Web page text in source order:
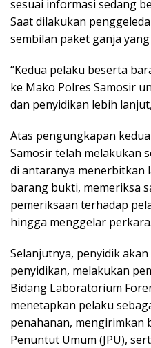
sesuai informasi sedang
Saat dilakukan
sembilan paket ganja
“Kedua pelaku beserta
ke Mako Polres Samosir
dan penyidikan lebih
Atas pengungkapan
Samosir telah melakukan
di antaranya menerbitkan
barang bukti, memeriksa
pemeriksaan terhadap
hingga menggelar perkara.
Selanjutnya, penyidik
penyidikan, melakukan
Bidang Laboratorium
menetapkan pelaku
penahanan, mengirimkan
Penuntut Umum (JPU),